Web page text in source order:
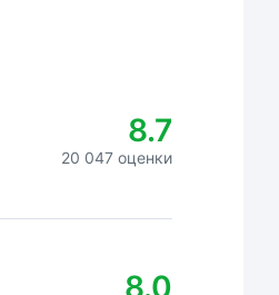
8.7
20 047 оценки
8.0